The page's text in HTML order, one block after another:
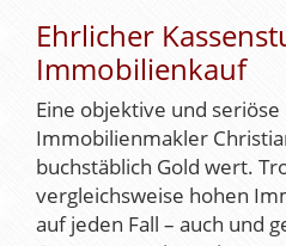
Ehrlicher
Immobilienkauf
Eine objektive und
Immobilienmakler
buchstäblich Gold wert.
vergleichsweise hohen
auf jeden Fall – auch und